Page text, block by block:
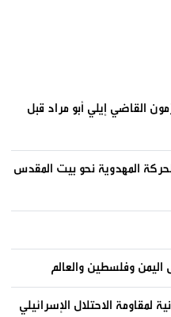
القاضي إيلي أبو مراد قبل
المهدوية نحو بيت المقدس
وفلسطين والعالم
اللبنانية لمقاومة الاحتلال الإسرائيلي